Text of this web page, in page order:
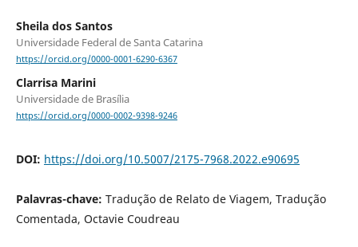
Sheila dos Santos
Universidade Federal de Santa Catarina
https://orcid.org/0000-0001-6290-6367
Clarrisa Marini
Universidade de Brasília
https://orcid.org/0000-0002-9398-9246
DOI: https://doi.org/10.5007/2175-7968.2022.e90695
Palavras-chave: Tradução de Relato de Viagem, Tradução
Comentada, Octavie Coudreau